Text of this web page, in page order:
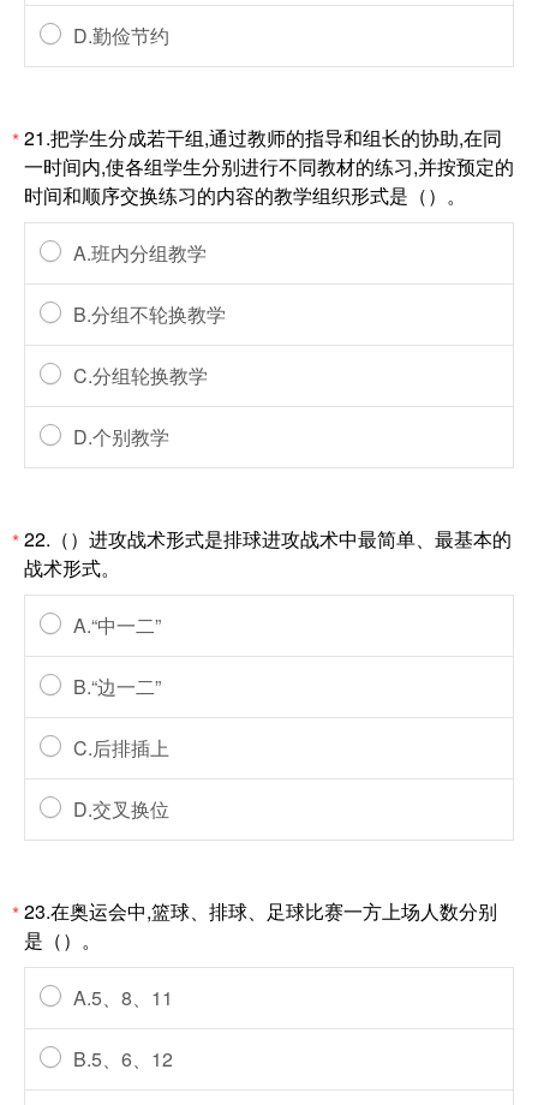
D.勤俭节约
*21.把学生分成若干组,通过教师的指导和组长的协助,在同
一时间内,使各组学生分别进行不同教材的练习,并按预定的
时间和顺序交换练习的内容的教学组织形式是（）。
A.班内分组教学
B.分组不轮换教学
C.分组轮换教学
D.个别教学
*22.（）进攻战术形式是排球进攻战术中最简单、最基本的
战术形式。
A.“中一二”
B.“边一二”
C.后排插上
D.交叉换位
*23.在奥运会中,篮球、排球、足球比赛一方上场人数分别
是（）。
A.5、8、11
B.5、6、12